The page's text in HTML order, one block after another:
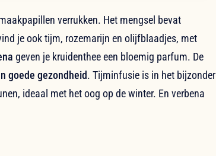
verrukken. Het mengsel bevat
je ook tijm, rozemarijn en olijfblaadjes, met
geven je kruidenthee een bloemig parfum. De
goede gezondheid. Tijminfusie is in het bijzonder
ideaal met het oog op de winter. En verbena